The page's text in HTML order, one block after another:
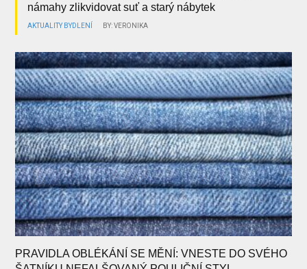
námahy zlikvidovat suť a starý nábytek
AKTUALITY BYDLENÍ BY: VERONIKA
PRAVIDLA OBLÉKÁNÍ SE MĚNÍ: VNESTE DO SVÉHO